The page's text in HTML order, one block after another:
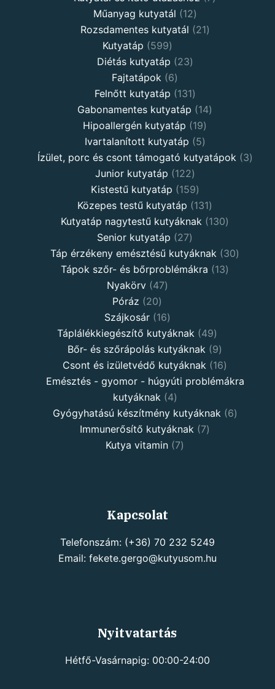
Műanyag kutyatál
12
Rozsdamentes kutyatál
21
Kutyatáp
599
Diétás kutyatáp
23
Fajtatápok
6
Felnőtt kutyatáp
131
Gabonamentes kutyatáp
14
Hipoallergén kutyatáp
19
Ivartalanított kutyatáp
5
Ízület, porc és csont támogató kutyatápok
3
Junior kutyatáp
122
Kistestű kutyatáp
159
Közepes testű kutyatáp
131
Kutyatáp nagytestű kutyáknak
130
Senior kutyatáp
27
Táp érzékeny emésztésű kutyáknak
30
Tápok szőr- és bőrproblémákra
13
Nyakörv
47
Póráz
20
Szájkosár
16
Táplálékkiegészítő kutyáknak
49
Bőr- és szőrápolás kutyáknak
9
Csont és izületvédő kutyáknak
16
Emésztés - gyomor - húgyúti problémákra
kutyáknak
4
Gyógyhatású készítmény kutyáknak
6
Immunerősítő kutyáknak
7
Kutya vitamin 7
Kapcsolat
Telefonszám: (+36) 70 232 5249
Email: fekete.gergo@kutyusom.hu
Nyitvatartás
Hétfő-Vasárnapig: 00:00-24:00